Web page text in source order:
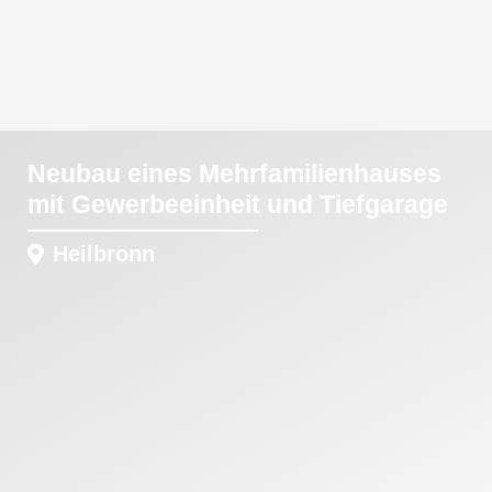
Neubau eines Mehrfamilienhauses
mit Gewerbeeinheit und Tiefgarage
Heilbronn